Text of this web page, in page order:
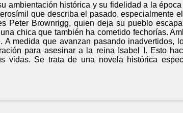
ambientación histórica y su fidelidad a la
que describa el pasado, especialmente
Peter Brownrigg, quien deja su pueblo
chica que también ha cometido fechorías.
medida que avanzan pasando inadvertidos,
para asesinar a la reina Isabel I. Esto
vidas. Se trata de una novela histórica